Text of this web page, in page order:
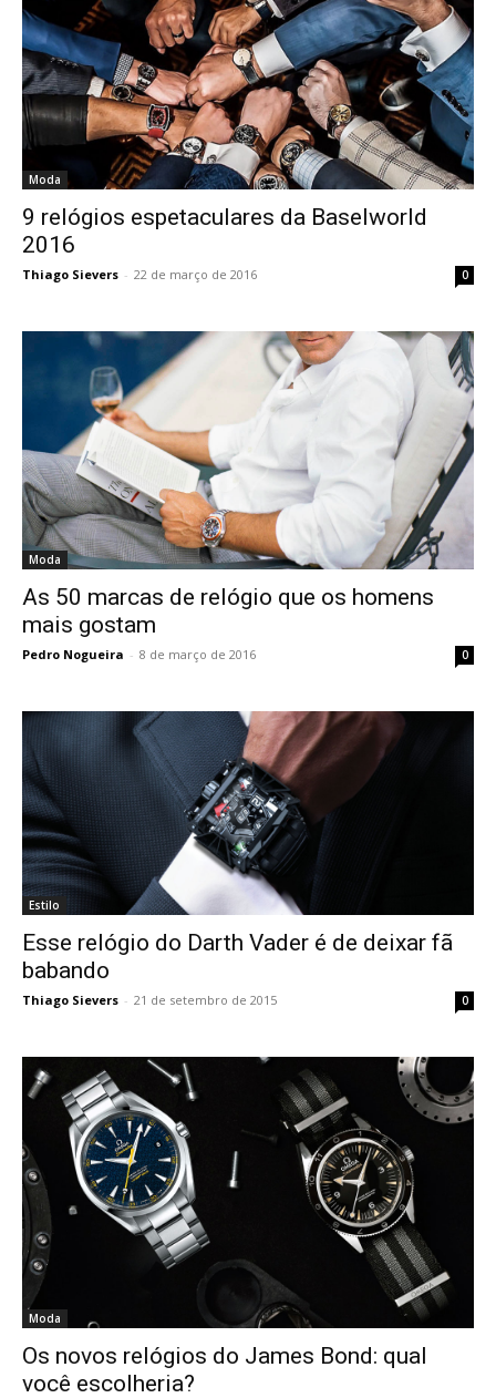
Moda
9 relógios espetaculares da Baselworld
2016
Thiago Sievers - 22 de março de 2016 0
Moda
As 50 marcas de relógio que os homens
mais gostam
Pedro Nogueira - 8 de março de 2016 0
Estilo
Esse relógio do Darth Vader é de deixar fã
babando
Thiago Sievers - 21 de setembro de 2015 0
Moda
Os novos relógios do James Bond: qual
você escolheria?